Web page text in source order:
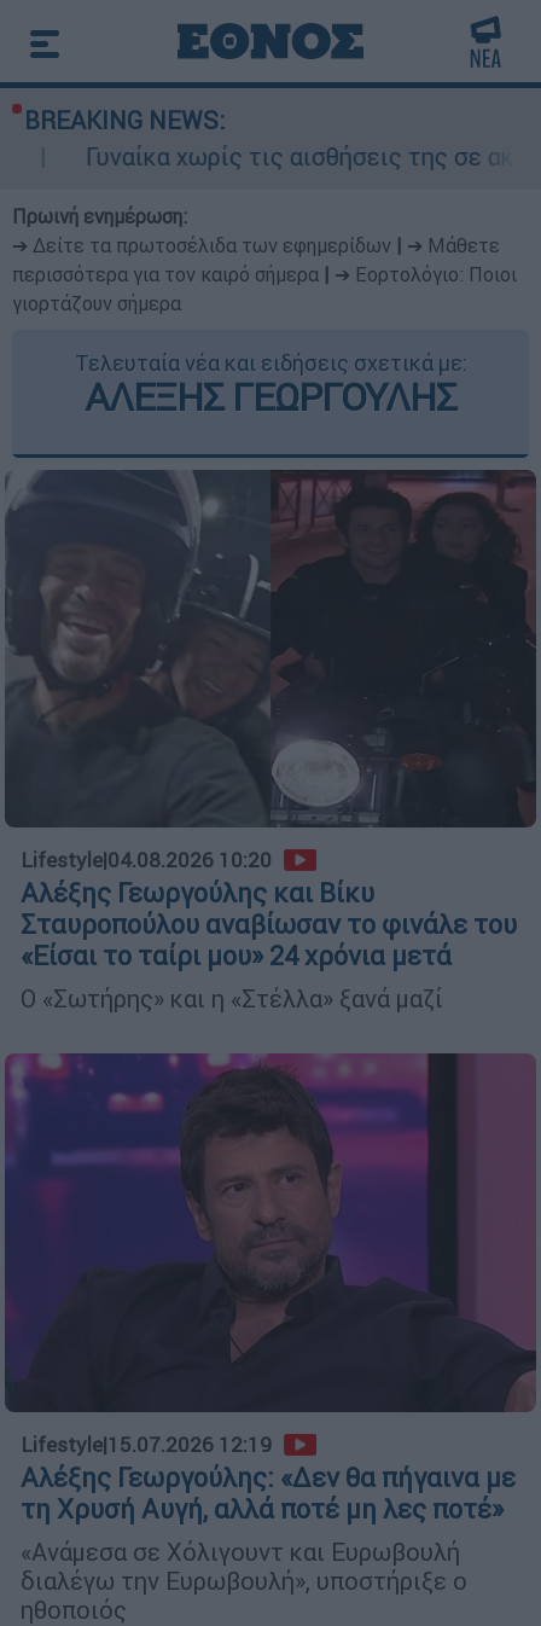
BREAKING NEWS:
χωρίς τις αισθήσεις της σε ακάλυπτο
Πρωινή ενημέρωση:
➔ Δείτε τα πρωτοσέλιδα των εφημερίδων
➔ Μάθετε
περισσότερα για τον καιρό σήμερα
➔ Εορτολόγιο: Ποιοι
γιορτάζουν σήμερα
Τελευταία νέα και ειδήσεις σχετικά με:
ΑΛΕΞΗΣ ΓΕΩΡΓΟΥΛΗΣ
Lifestyle|04.08.2026 10:20
Αλέξης Γεωργούλης και Βίκυ
Σταυροπούλου αναβίωσαν το φινάλε του
«Είσαι το ταίρι μου» 24 χρόνια μετά
Ο «Σωτήρης» και η «Στέλλα» ξανά μαζί
Lifestyle|15.07.2026 12:19
Αλέξης Γεωργούλης: «Δεν θα πήγαινα με
τη Χρυσή Αυγή, αλλά ποτέ μη λες ποτέ»
«Ανάμεσα σε Χόλιγουντ και Ευρωβουλή
διαλέγω την Ευρωβουλή», υποστήριξε ο
ηθοποιός